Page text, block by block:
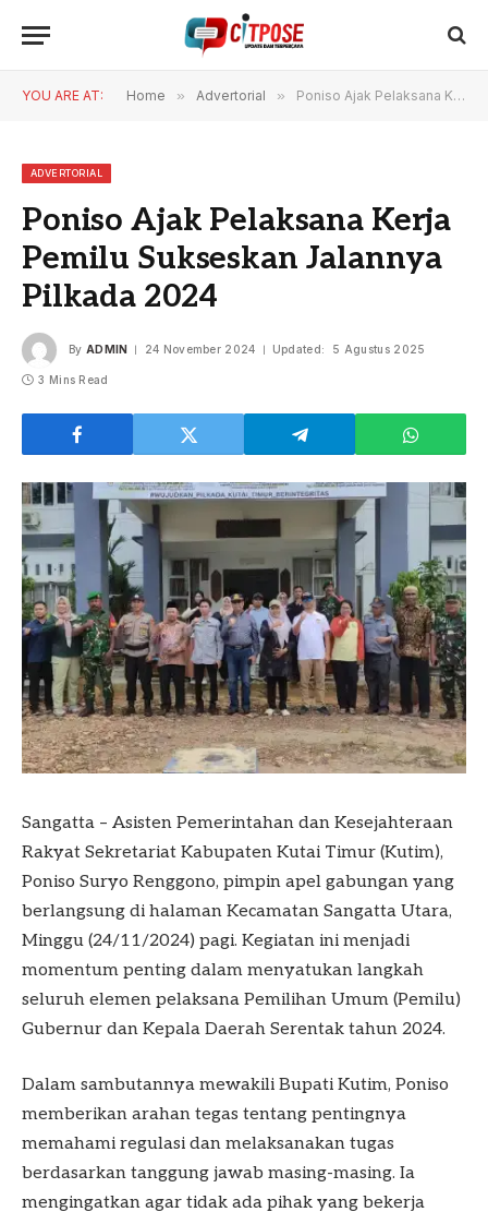
YOU ARE AT: Home » Advertorial » Poniso Ajak Pelaksana Kerja Pemilu Sukseskan Jalannya Pilkada 2024
ADVERTORIAL
Poniso Ajak Pelaksana Kerja
Pemilu Sukseskan Jalannya
Pilkada 2024
By ADMIN 24 November 2024 Updated: 5 Agustus 2025
3 Mins Read
Sangatta – Asisten Pemerintahan dan Kesejahteraan
Rakyat Sekretariat Kabupaten Kutai Timur (Kutim),
Poniso Suryo Renggono, pimpin apel gabungan yang
berlangsung di halaman Kecamatan Sangatta Utara,
Minggu (24/11/2024) pagi. Kegiatan ini menjadi
momentum penting dalam menyatukan langkah
seluruh elemen pelaksana Pemilihan Umum (Pemilu)
Gubernur dan Kepala Daerah Serentak tahun 2024.
Dalam sambutannya mewakili Bupati Kutim, Poniso
memberikan arahan tegas tentang pentingnya
memahami regulasi dan melaksanakan tugas
berdasarkan tanggung jawab masing-masing. Ia
mengingatkan agar tidak ada pihak yang bekerja